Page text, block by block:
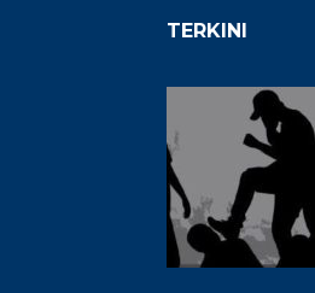
TERKINI